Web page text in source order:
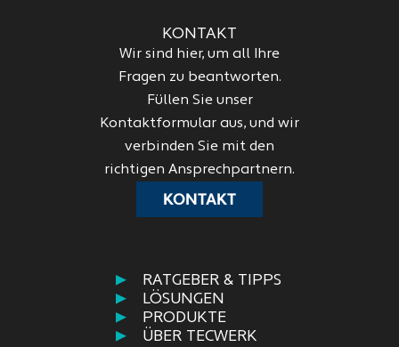
RATGEBER & TIPPS
LÖSUNGEN
PRODUKTE
ÜBER TECWERK
KONTAKT
Wir sind hier, um all Ihre
Fragen zu beantworten.
Füllen Sie unser
Kontaktformular aus, und wir
verbinden Sie mit den
richtigen Ansprechpartnern.
KONTAKT